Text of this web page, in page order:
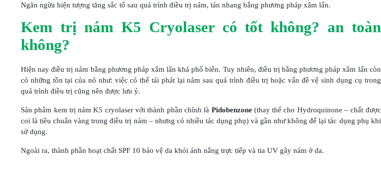
Ngăn ngừa hiện tượng tăng sắc tố sau quá trình điều trị nám, tán nhang bằng phương pháp xâm lấn.
Kem trị nám K5 Cryolaser có tốt không? an toàn
không?
Hiện nay điều trị nám bằng phương pháp xâm lấn khá phổ biến. Tuy nhiên, điều trị bằng phương pháp xâm lấn còn
có những tồn tại của nó như: việc có thể tái phát lại nám sau quá trình điều trị hoặc vấn đề vệ sinh dụng cụ trong
quá trình điều trị cũng nên được lưu ý.
Sản phẩm kem trị nám K5 cryolaser với thành phần chính là Pidobenzone(thay thế cho Hydroquinone – chất được
coi là tiêu chuẩn vàng trong điều trị nám – nhưng có nhiều tác dụng phụ) và gần như không để lại tác dụng phụ khi
sử dụng.
Ngoài ra, thành phần hoạt chất SPF 10 bảo vệ da khỏi ánh nắng trực tiếp và tia UV gây nám ở da.